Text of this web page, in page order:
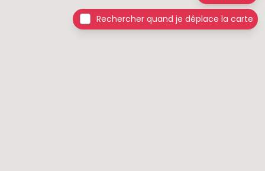
Rechercher quand je déplace la carte